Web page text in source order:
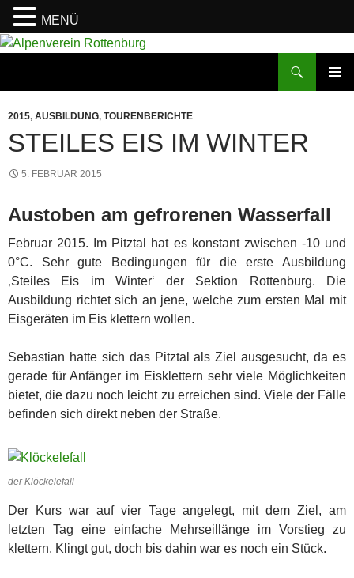
Zum
2015, AUSBILDUNG, TOURENBERICHTE
STEILES EIS IM WINTER
5. FEBRUAR 2015
Austoben am gefrorenen Wasserfall
Februar 2015. Im Pitztal hat es konstant zwischen -10 und
0°C. Sehr gute Bedingungen für die erste Ausbildung
‚Steiles Eis im Winter‘ der Sektion Rottenburg. Die
Ausbildung richtet sich an jene, welche zum ersten Mal mit
Eisgeräten im Eis klettern wollen.
Sebastian hatte sich das Pitztal als Ziel ausgesucht, da es
gerade für Anfänger im Eisklettern sehr viele Möglichkeiten
bietet, die dazu noch leicht zu erreichen sind. Viele der Fälle
befinden sich direkt neben der Straße.
der Klöckelefall
Der Kurs war auf vier Tage angelegt, mit dem Ziel, am
letzten Tag eine einfache Mehrseillänge im Vorstieg zu
klettern. Klingt gut, doch bis dahin war es noch ein Stück.
MENÜ